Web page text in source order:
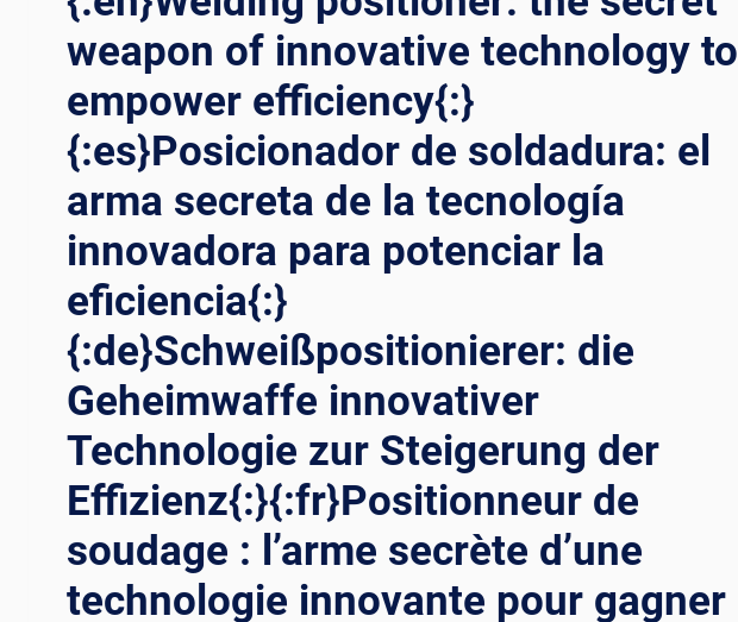
weapon of innovative technology to
empower efficiency{:}
{:es}Posicionador de soldadura: el
arma secreta de la tecnología
innovadora para potenciar la
eficiencia{:}
{:de}Schweißpositionierer: die
Geheimwaffe innovativer
Technologie zur Steigerung der
Effizienz{:}{:fr}Positionneur de
soudage : l’arme secrète d’une
technologie innovante pour gagner